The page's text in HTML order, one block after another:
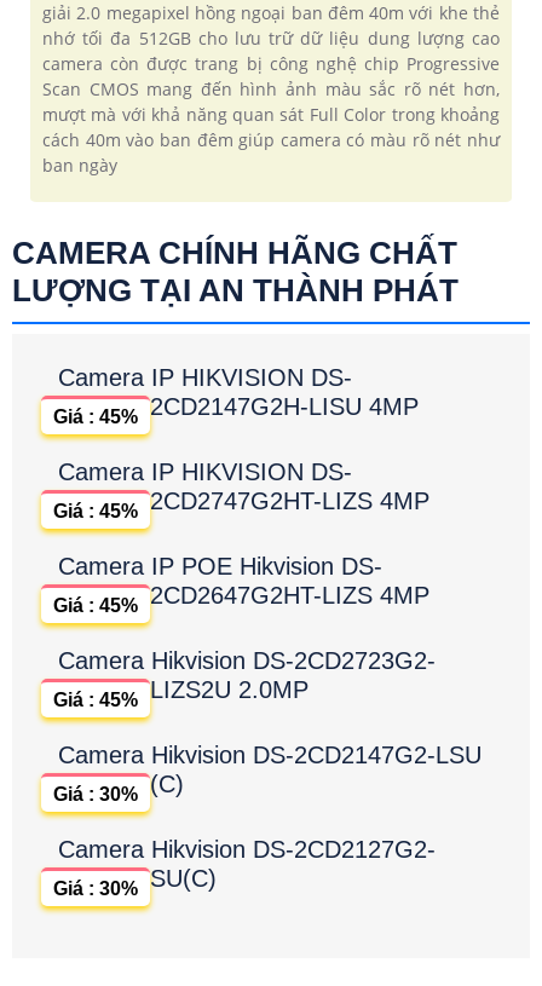
giải 2.0 megapixel hồng ngoại ban đêm 40m với khe thẻ
nhớ tối đa 512GB cho lưu trữ dữ liệu dung lượng cao
camera còn được trang bị công nghệ chip Progressive
Scan CMOS mang đến hình ảnh màu sắc rõ nét hơn,
mượt mà với khả năng quan sát Full Color trong khoảng
cách 40m vào ban đêm giúp camera có màu rõ nét như
ban ngày
CAMERA CHÍNH HÃNG CHẤT
LƯỢNG TẠI AN THÀNH PHÁT
Camera IP HIKVISION DS-
2CD2147G2H-LISU 4MP
Giá : 45%
Camera IP HIKVISION DS-
2CD2747G2HT-LIZS 4MP
Giá : 45%
Camera IP POE Hikvision DS-
2CD2647G2HT-LIZS 4MP
Giá : 45%
Camera Hikvision DS-2CD2723G2-
LIZS2U 2.0MP
Giá : 45%
Camera Hikvision DS-2CD2147G2-LSU
(C)
Giá : 30%
Camera Hikvision DS-2CD2127G2-
SU(C)
Giá : 30%